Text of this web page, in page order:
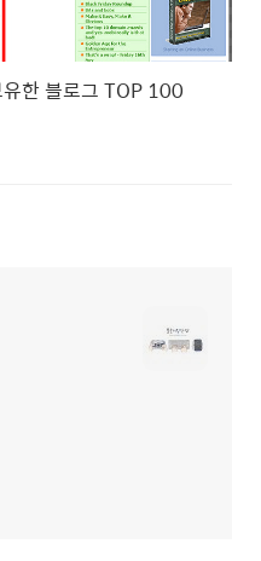
한 블로그 TOP 100